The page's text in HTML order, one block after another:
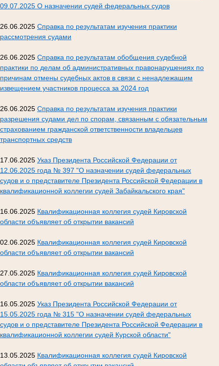
09.07.2025 О назначении судей федеральных судов
26.06.2025 Справка по результатам изучения практики
рассмотрения судами
26.06.2025 Справка по результатам обобщения судебной
практики по делам об административных правонарушениях по
причинам отмены судебных актов в связи с ненадлежащим
извещением участников процесса за 2024 год
26.06.2025 Справка по результатам изучения практики
разрешения судами дел по спорам, связанным с обязательным
страхованием гражданской ответственности владельцев
транспортных средств
17.06.2025 Указ Президента Российской Федерации от
12.06.2025 года № 397 "О назначении судей федеральных
судов и о представителе Президента Российской Федерации в
квалификационной коллегии судей Забайкальского края"
16.06.2025 Квалификационная коллегия судей Кировской
области объявляет об открытии вакансий
02.06.2025 Квалификационная коллегия судей Кировской
области объявляет об открытии вакансий
27.05.2025 Квалификационная коллегия судей Кировской
области объявляет об открытии вакансий
16.05.2025 Указ Президента Российской Федерации от
15.05.2025 года № 315 "О назначении судей федеральных
судов и о представителе Президента Российской Федерации в
квалификационной коллегии судей Курской области"
13.05.2025 Квалификационная коллегия судей Кировской